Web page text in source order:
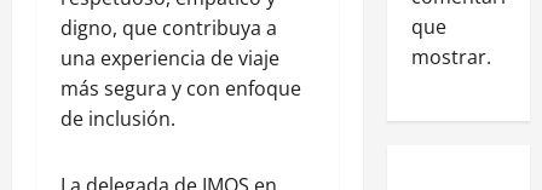
digno, que contribuya a
una experiencia de viaje
más segura y con enfoque
de inclusión.
que
mostrar.